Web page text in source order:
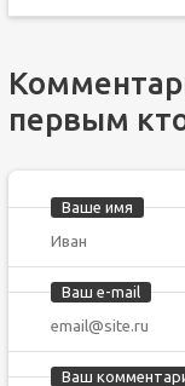
первым
Ваше имя
Ваш e-mail
Ваш